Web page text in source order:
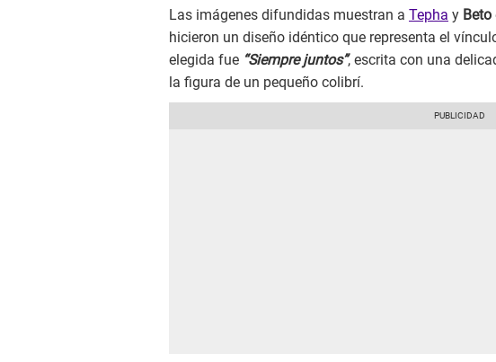
Las imágenes difundidas muestran a Tepha y Beto
hicieron un diseño idéntico que representa el
elegida fue “Siempre juntos”, escrita con una
la figura de un pequeño colibrí.